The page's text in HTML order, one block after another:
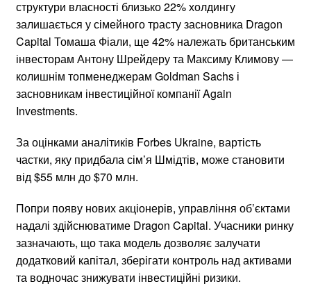
структури власності близько 22% холдингу
залишається у сімейного трасту засновника Dragon
Capital Томаша Фіали, ще 42% належать британським
інвесторам Антону Шрейдеру та Максиму Климову —
колишнім топменеджерам Goldman Sachs і
засновникам інвестиційної компанії Again
Investments.
За оцінками аналітиків Forbes Ukraine, вартість
частки, яку придбала сім’я Шмідтів, може становити
від $55 млн до $70 млн.
Попри появу нових акціонерів, управління об’єктами
надалі здійснюватиме Dragon Capital. Учасники ринку
зазначають, що така модель дозволяє залучати
додатковий капітал, зберігати контроль над активами
та водночас знижувати інвестиційні ризики.